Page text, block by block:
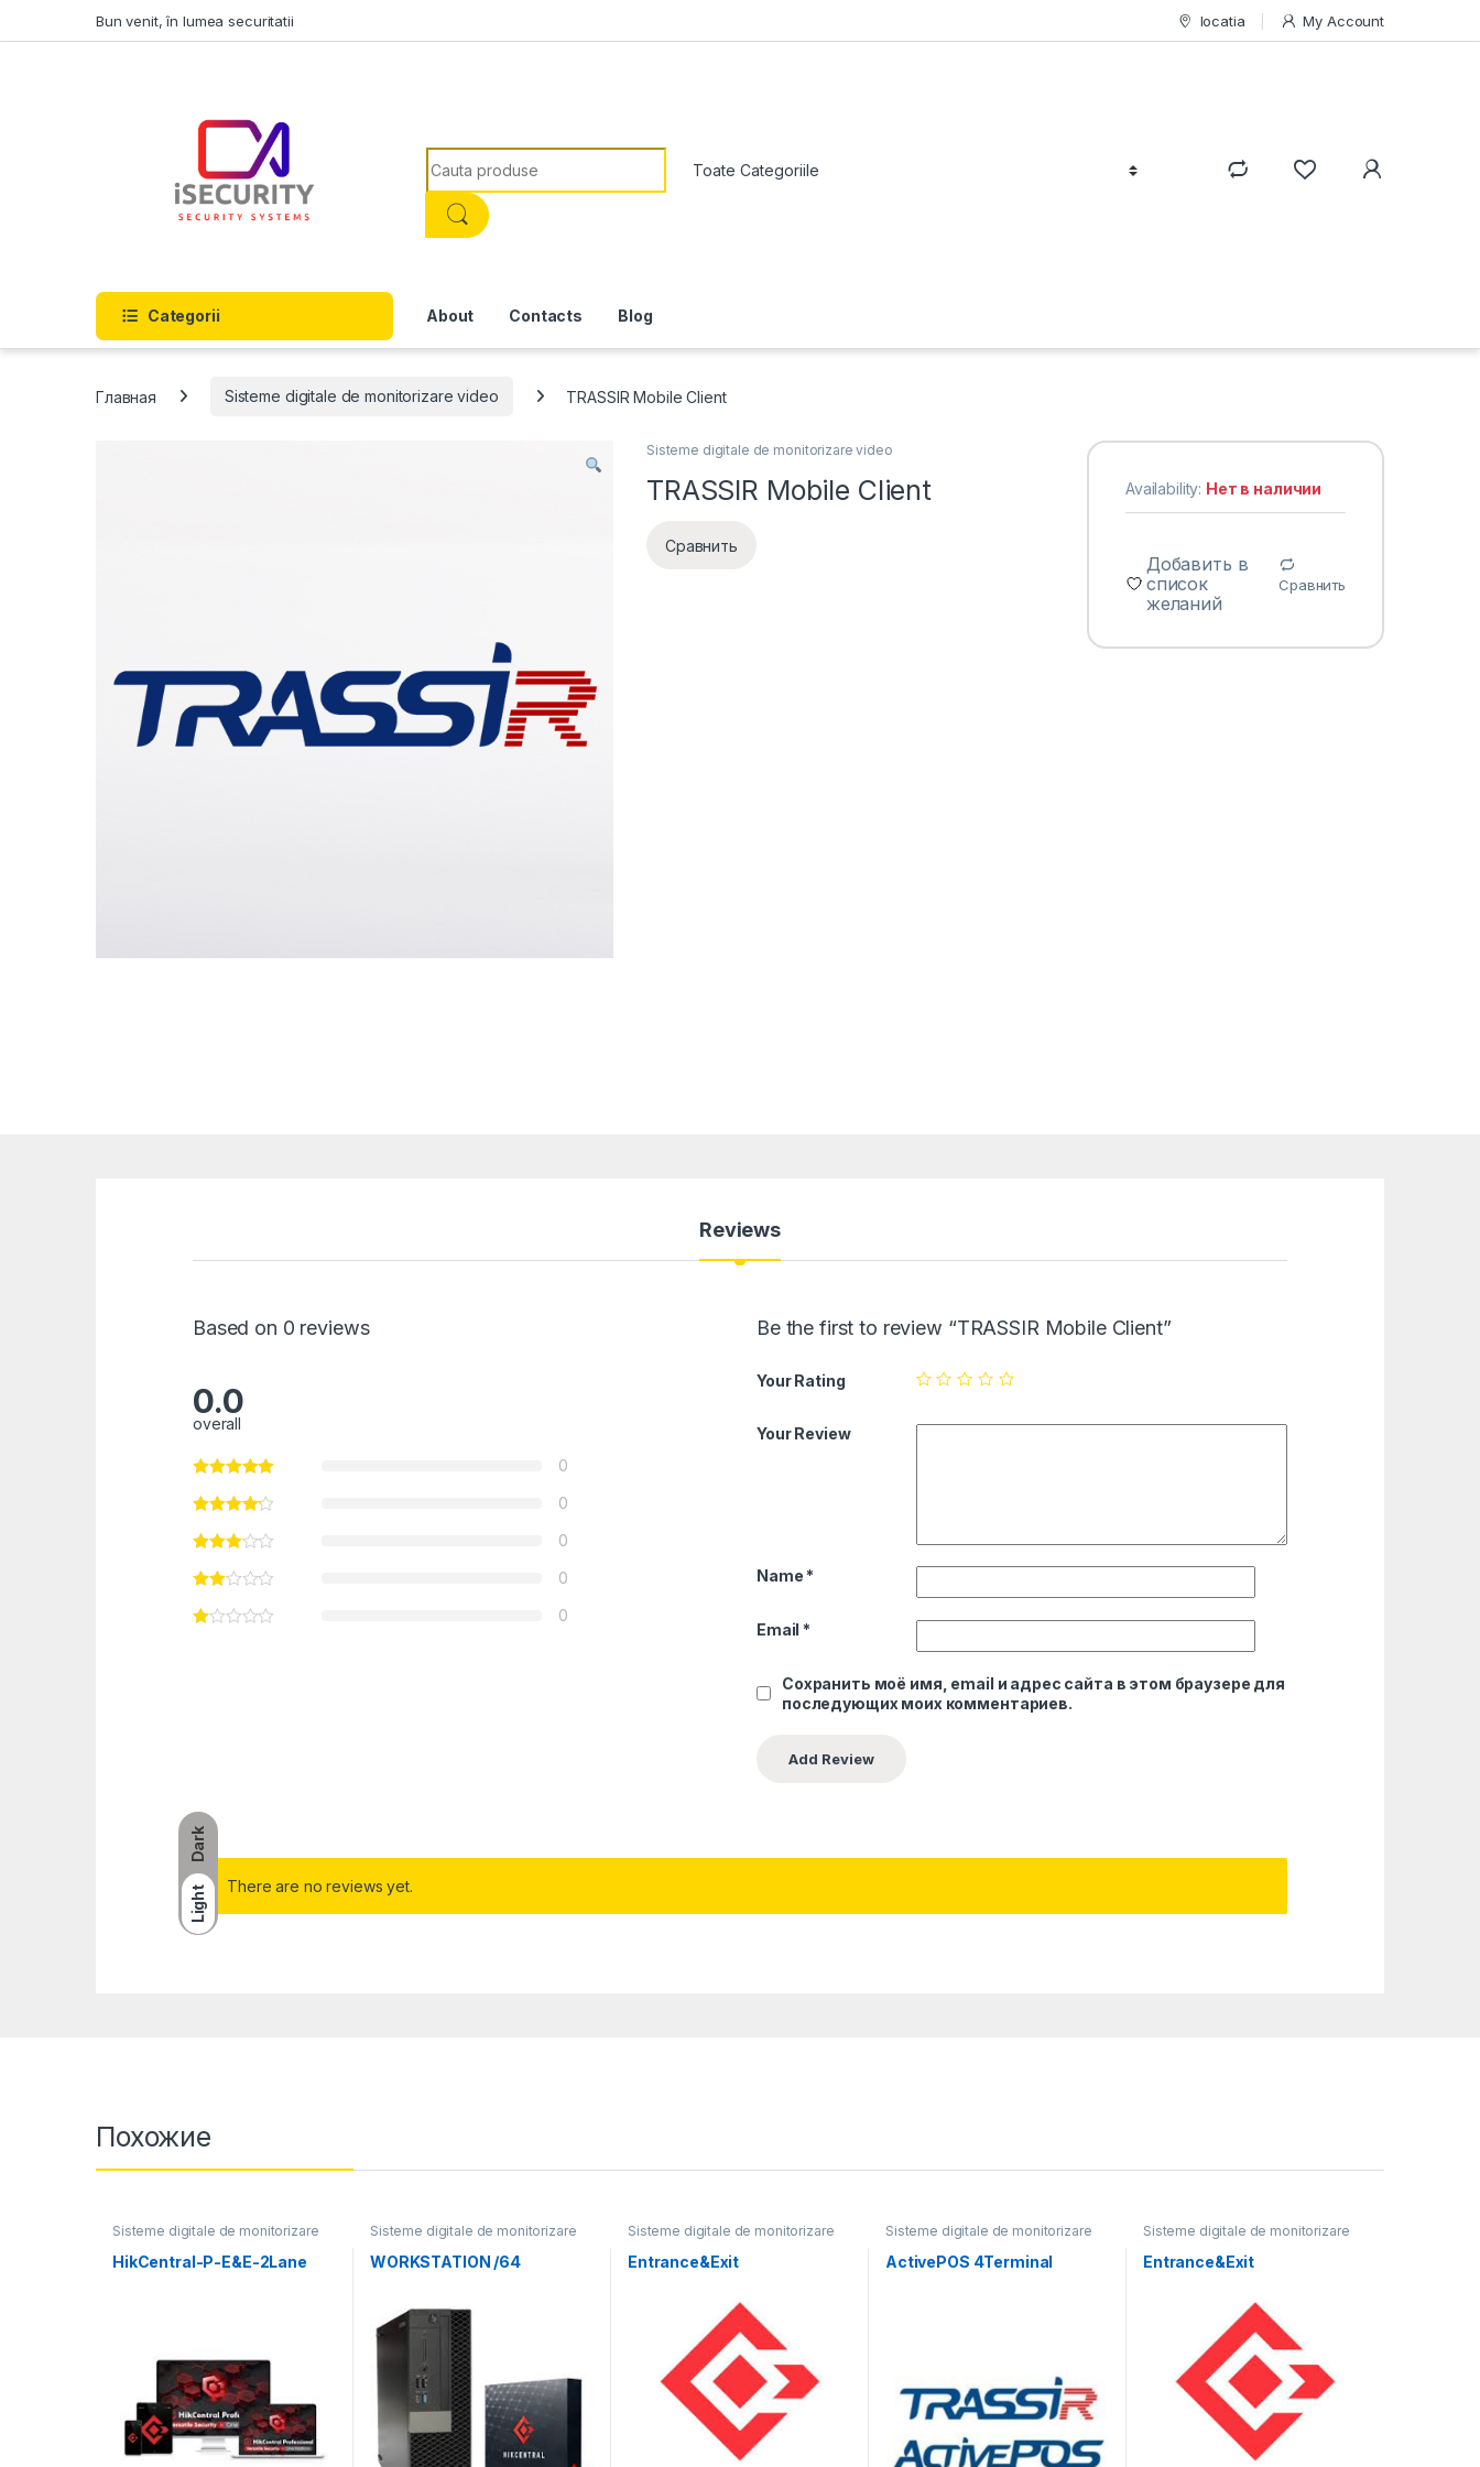
Dark
Light
Bun venit, în lumea securitatii locatia My Account
Search for:
Categorii About Contacts Blog
Главная Sisteme digitale de monitorizare video TRASSIR Mobile Client
Sisteme digitale de monitorizare video
TRASSIR Mobile Client
Сравнить
Availability: Нет в наличии
Добавить в
список
желаний
Сравнить
Reviews
Based on 0 reviews
0.0
overall
0
0
0
0
0
Be the first to review “TRASSIR Mobile Client”
Your Rating
Your Review
Name *
Email *
Сохранить моё имя, email и адрес сайта в этом браузере для
последующих моих комментариев.
There are no reviews yet.
Похожие
Sisteme digitale de monitorizare
HikCentral-P-E&E-2Lane
Sisteme digitale de monitorizare
WORKSTATION /64
Sisteme digitale de monitorizare
Entrance&Exit
Sisteme digitale de monitorizare
ActivePOS 4Terminal
Sisteme digitale de monitorizare
Entrance&Exit